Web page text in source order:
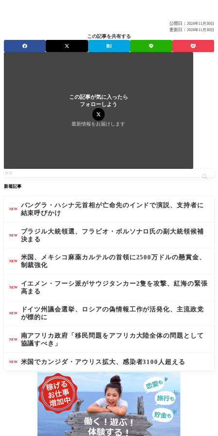
公開日： 2024年11月30日
更新日： 2024年11月30日
この記事を共有する
この記事が気に入ったら
フォローしよう
最新情報をお届けします
新着記事
NEW
バングラ・ハシナ元首相が亡命先のインドで演説、支持者に
結束呼びかけ
NEW
ブラジル大統領選、フラビオ・ボルソナロ氏の副大統領候補
決まる
NEW
米国、メキシコ麻薬カルテルの首領に2500万ドルの懸賞金、
制裁強化
NEW
イエメン・フーシ派がサウジタンカー2隻を攻撃、紅海の緊張
高まる
NEW
ドイツ州議会選挙、ロシアの偽情報工作が活発化、主流政党
が標的に
NEW
南アフリカ政府「移民問題をアフリカ大陸全体の問題として
協議すべき」
NEW 米国でカンジダ・アウリス拡大、感染者3100人超える